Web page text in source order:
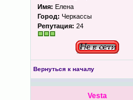
Имя: Елена
Город: Черкассы
Репутация: 24
Вернуться к началу
Vesta